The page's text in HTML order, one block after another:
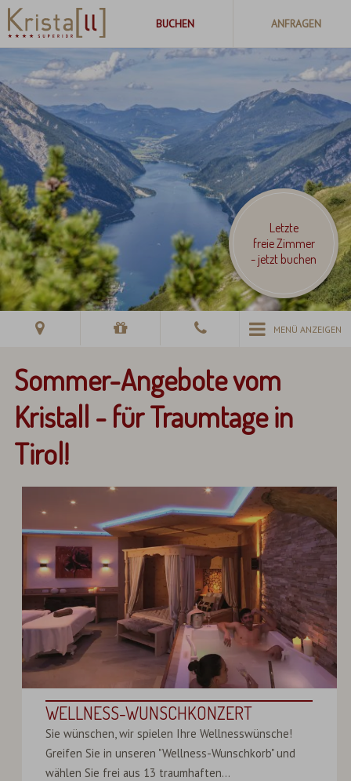
Letzte
freie Zimmer
- jetzt buchen
MENÜ ANZEIGEN
Sommer-Angebote vom
Kristall - für Traumtage in
Tirol!
WELLNESS-WUNSCHKONZERT
Sie wünschen, wir spielen Ihre Wellnesswünsche!
Greifen Sie in unseren "Wellness-Wunschkorb" und
wählen Sie frei aus 13 traumhaften...